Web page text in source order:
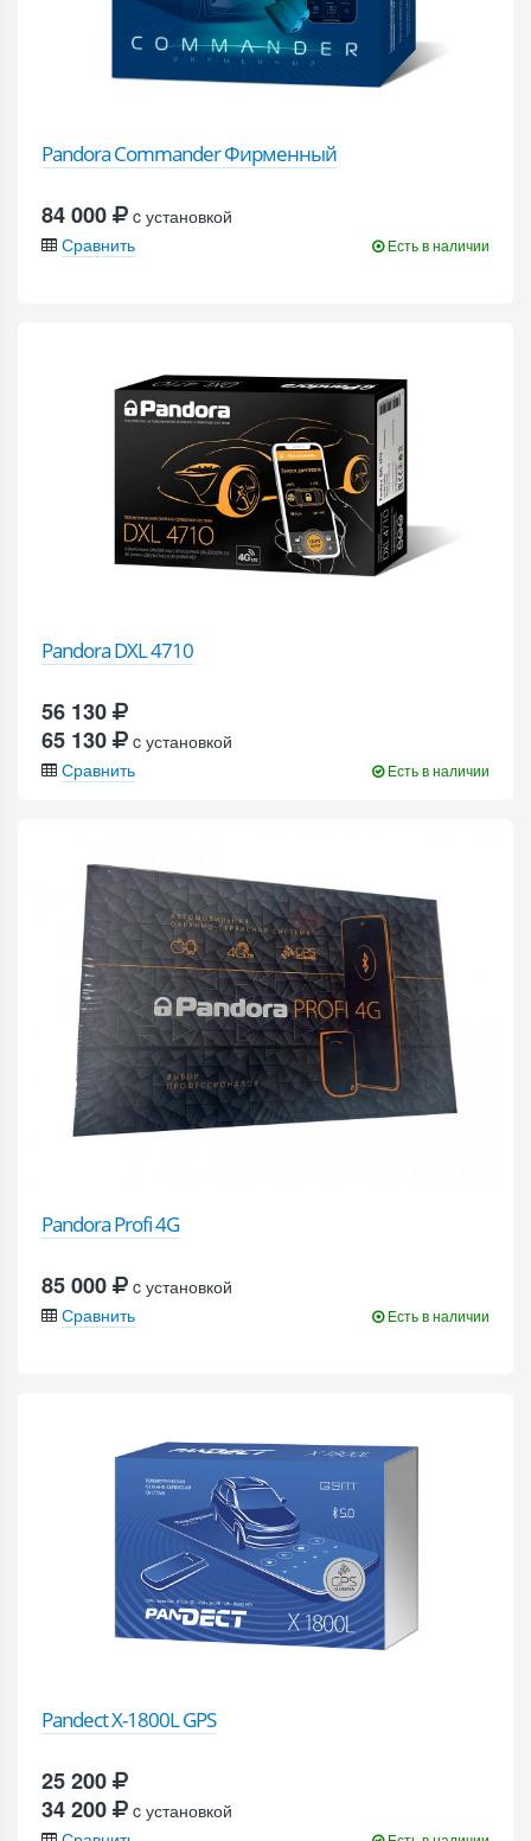
Pandora Commander Фирменный
84 000
c установкой
Сравнить
Есть в наличии
Pandora DXL 4710
56 130
65 130
c установкой
Сравнить
Есть в наличии
Pandora Profi 4G
85 000
c установкой
Сравнить
Есть в наличии
Pandect X-1800L GPS
25 200
34 200
c установкой